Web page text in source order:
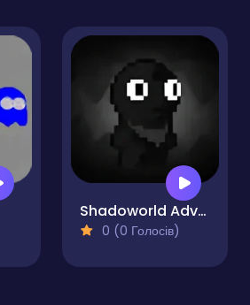
Shadoworld Adventure
0 (0 Голосів)